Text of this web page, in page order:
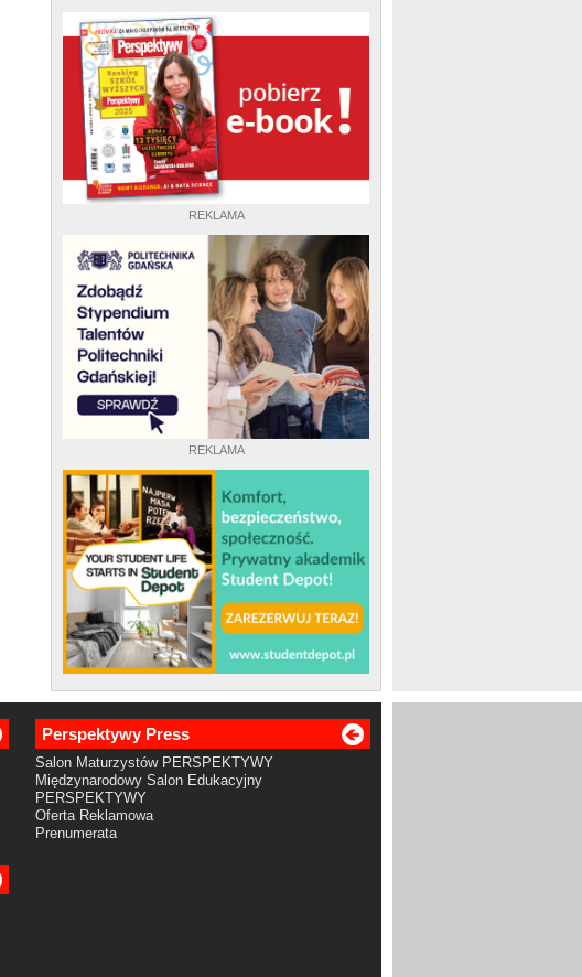
REKLAMA
REKLAMA
Perspektywy Press
Salon Maturzystów PERSPEKTYWY
Międzynarodowy Salon Edukacyjny
PERSPEKTYWY
Oferta Reklamowa
Prenumerata